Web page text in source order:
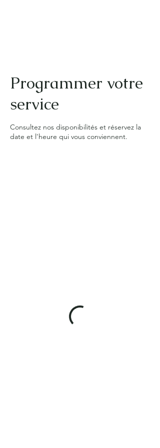
Programmer votre
service
Consultez nos disponibilités et réservez la
date et l'heure qui vous conviennent.